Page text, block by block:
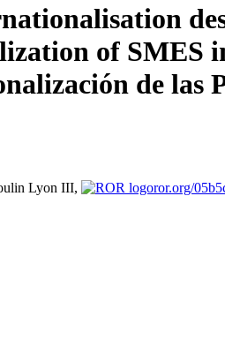
of SMES
de las
Lyon III, ror.org/